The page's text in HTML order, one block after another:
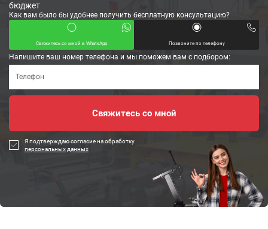
бюджет
Как вам было бы удобнее получить бесплатную консультацию?
Свяжитесь со мной в WhatsApp Позвоните по телефону
Напишите ваш номер телефона и мы поможем вам с подбором:
Я подтверждаю согласие на обработку
персональных данных